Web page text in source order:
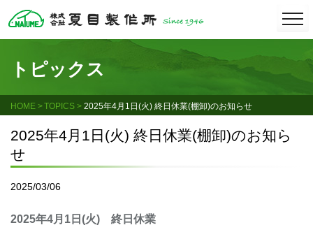
Skip
トピックス
HOME TOPICS 2025年4月1日(火) 終日休業(棚卸)のお知らせ
2025年4月1日(火) 終日休業(棚卸)のお知ら
せ
2025/03/06
2025年4月1日(火) 終日休業